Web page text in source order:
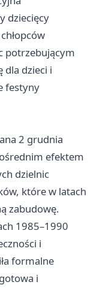
dziecięcy
potrzebującym
dla dzieci i
festyny
2 grudnia
efektem
dzielnic
które w latach
zabudowę.
1985–1990
i
formalne
i